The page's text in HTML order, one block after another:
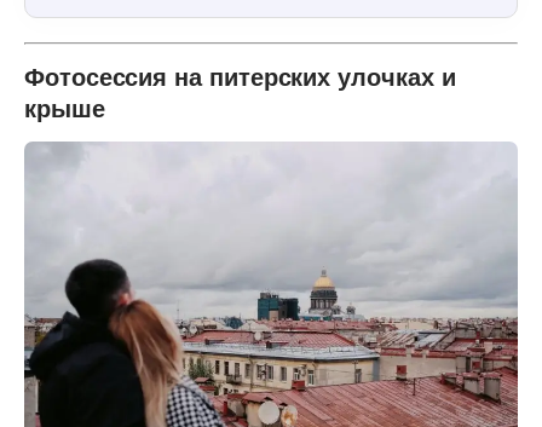
Фотосессия на питерских улочках и
крыше